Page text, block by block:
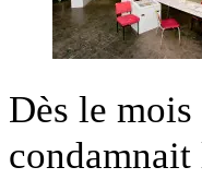
Dès le